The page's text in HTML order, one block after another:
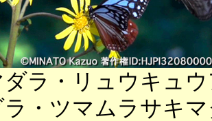
ラ・リュウキュ
・ツマムラサキ